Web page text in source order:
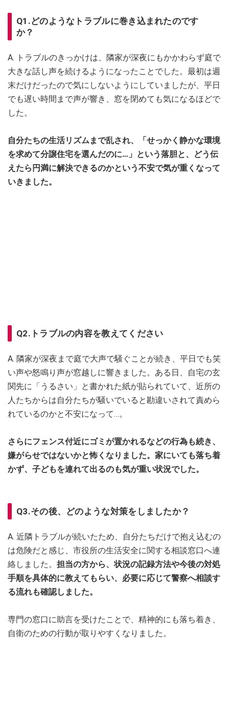
Q1.どのようなトラブルに巻き込まれたのです
か？
A. トラブルのきっかけは、隣家が深夜にもかかわらず庭で
大きな話し声を続けるようになったことでした。最初は週
末だけだったので気にしないようにしていましたが、平日
でも遅い時間まで声が響き、窓を閉めても気になるほどで
した。
自分たちの生活リズムまで乱され、「せっかく静かな環境
を求めて分譲住宅を選んだのに…」という落胆と、どう伝
えたら円満に解決できるのかという不安で気が重くなって
いきました。
Q2.トラブルの内容を教えてください
A. 隣家が深夜まで庭で大声で騒ぐことが続き、平日でも笑
い声や怒鳴り声が窓越しに響きました。ある日、自宅の玄
関先に「うるさい」と書かれた紙が貼られていて、近所の
人たちからは自分たちが騒いでいると勘違いされて責めら
れているのかと不安になって…。
さらにフェンス付近にゴミが置かれるなどの行為も続き、
嫌がらせではないかと怖くなりました。家にいても落ち着
かず、子どもを連れて出るのも気が重い状況でした。
Q3.その後、どのような対策をしましたか？
A. 近隣トラブルが続いたため、自分たちだけで抱え込むの
は危険だと感じ、市役所の生活安全に関する相談窓口へ連
絡しました。 担当の方から、状況の記録方法や今後の対処
手順を具体的に教えてもらい、必要に応じて警察へ相談す
る流れも確認しました。
専門の窓口に助言を受けたことで、精神的にも落ち着き、
自衛のための行動が取りやすくなりました。